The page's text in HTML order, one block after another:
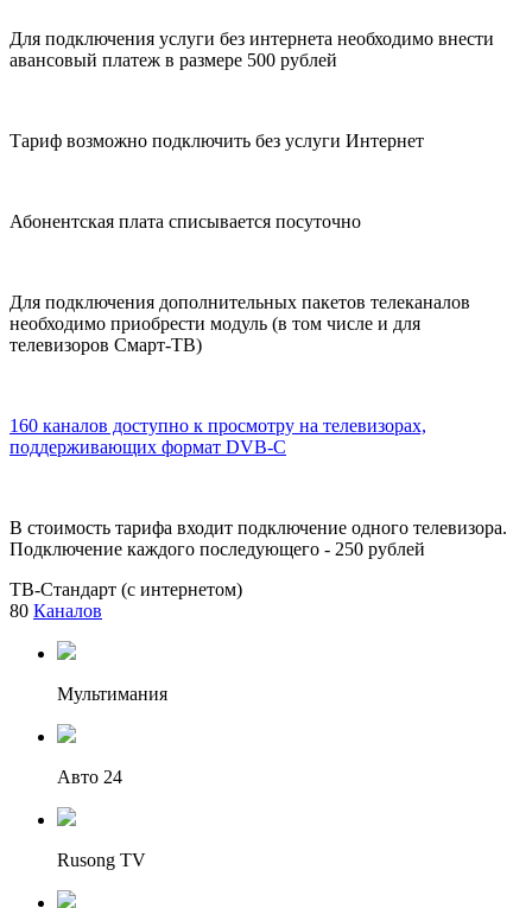
Для подключения услуги без интернета необходимо внести
авансовый платеж в размере 500 рублей
Тариф возможно подключить без услуги Интернет
Абонентская плата списывается посуточно
Для подключения дополнительных пакетов телеканалов
необходимо приобрести модуль (в том числе и для
телевизоров Смарт-ТВ)
160 каналов доступно к просмотру на телевизорах,
поддерживающих формат DVB-C
В стоимость тарифа входит подключение одного телевизора.
Подключение каждого последующего - 250 рублей
ТВ-Стандарт (с интернетом)
80 Каналов
Мультимания
Авто 24
Rusong TV